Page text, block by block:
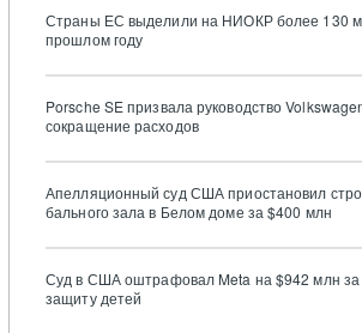
Страны ЕС выделили на НИОКР более 130
прошлом году
Porsche SE призвала руководство
сокращение расходов
Апелляционный суд США приостановил
бального зала в Белом доме за $400 млн
Суд в США оштрафовал Meta на $942 млн
защиту детей